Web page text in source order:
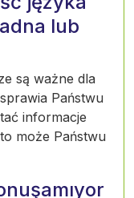
lub
są ważne dla
Państwu
informacje
może Państwu